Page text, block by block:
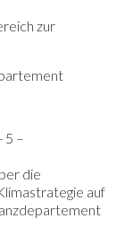
zur
5 –
die
auf